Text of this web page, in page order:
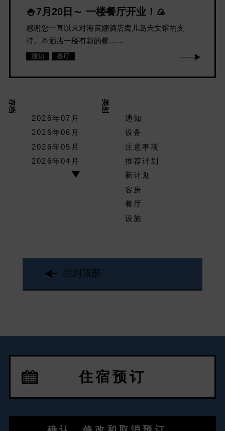
🍚7月20日～ 一楼餐厅开业！🍙
感谢您一直以来对海茵娜酒店鹿儿岛天文馆的支
持。本酒店一楼有新的餐……
通知 餐厅
存档
2026年07月
2026年06月
2026年05月
2026年04月
类别
通知
设备
注意事项
推荐计划
新计划
客房
餐厅
设施
回到顶部
住宿预订